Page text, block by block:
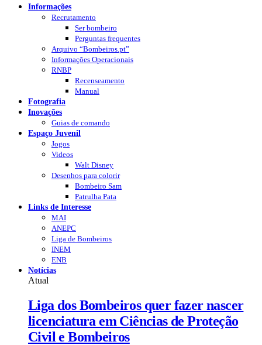
Informações
Recrutamento
Ser bombeiro
Perguntas frequentes
Arquivo “Bombeiros.pt”
Informações Operacionais
RNBP
Recenseamento
Manual
Fotografia
Inovações
Guias de comando
Espaço Juvenil
Jogos
Videos
Walt Disney
Desenhos para colorir
Bombeiro Sam
Patrulha Pata
Links de Interesse
MAI
ANEPC
Liga de Bombeiros
INEM
ENB
Notícias
Atual
Liga dos Bombeiros quer fazer nascer
licenciatura em Ciências de Proteção
Civil e Bombeiros